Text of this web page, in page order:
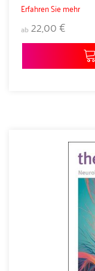
Erfahren Sie mehr
ab22,00 €